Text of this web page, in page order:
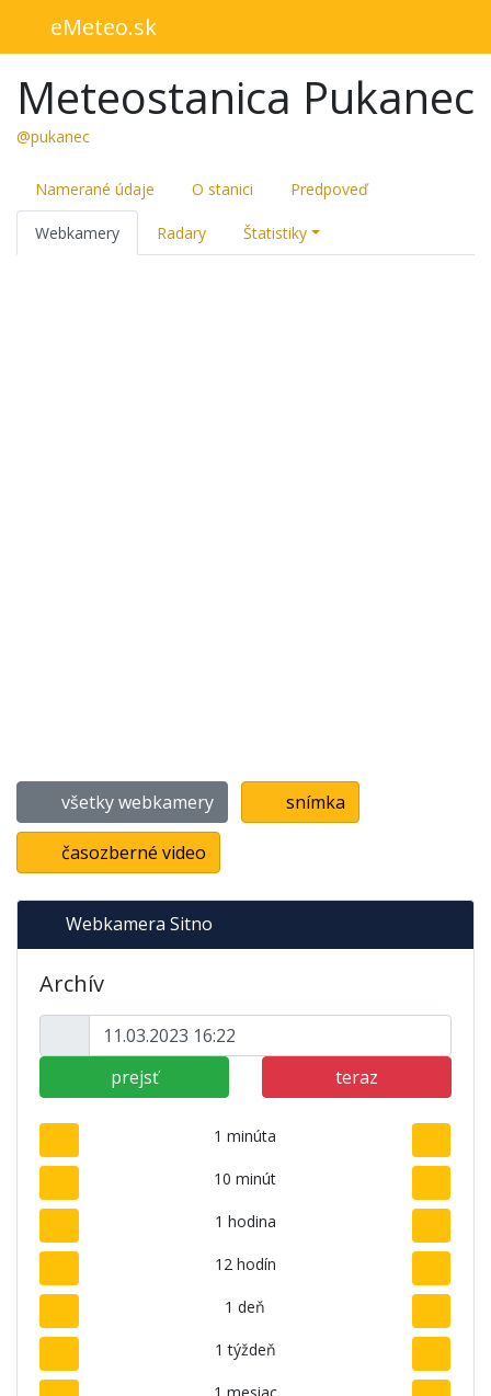
eMeteo.sk
Meteostanica Pukanec
@pukanec
Namerané údaje O stanici Predpoveď
Webkamery Radary Štatistiky
všetky webkamery snímka
časozberné video
Webkamera Sitno
Archív
prejsť teraz
1 minúta
10 minút
1 hodina
12 hodín
1 deň
1 týždeň